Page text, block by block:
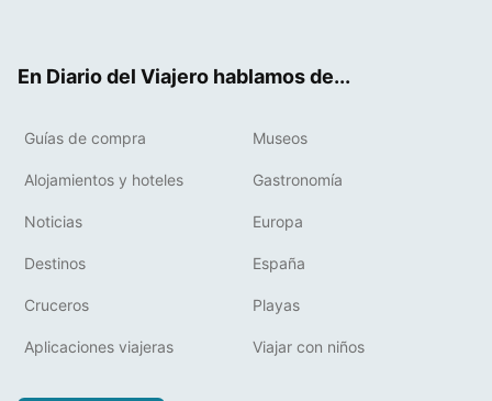
En Diario del Viajero hablamos de...
Guías de compra Museos
Alojamientos y hoteles Gastronomía
Noticias Europa
Destinos España
Cruceros Playas
Aplicaciones viajeras Viajar con niños